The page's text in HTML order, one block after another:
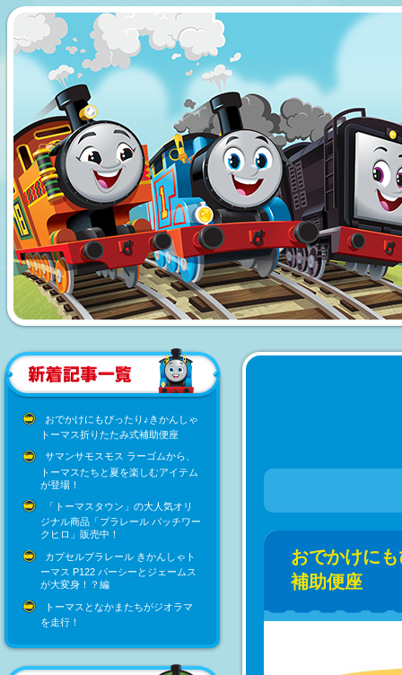
おでかけにもぴったり♪きかんしゃ
トーマス折りたたみ式補助便座
サマンサモスモス ラーゴムから、
トーマスたちと夏を楽しむアイテム
が登場！
「トーマスタウン」の大人気オリ
ジナル商品「プラレール パッチワー
クヒロ」販売中！
カプセルプラレール きかんしゃト
ーマス P122 パーシーとジェームス
が大変身！？編
トーマスとなかまたちがジオラマ
を走行！
おでかけに
補助便座